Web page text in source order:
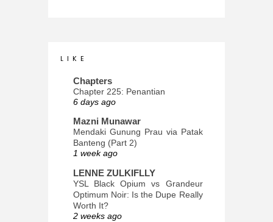
L I K E
Chapters
Chapter 225: Penantian
6 days ago
Mazni Munawar
Mendaki Gunung Prau via Patak
Banteng (Part 2)
1 week ago
LENNE ZULKIFLLY
YSL Black Opium vs Grandeur
Optimum Noir: Is the Dupe Really
Worth It?
2 weeks ago